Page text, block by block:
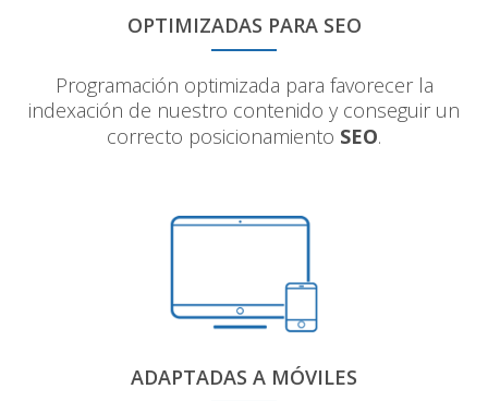
OPTIMIZADAS PARA SEO
Programación optimizada para favorecer la
indexación de nuestro contenido y conseguir un
correcto posicionamiento SEO.
ADAPTADAS A MÓVILES